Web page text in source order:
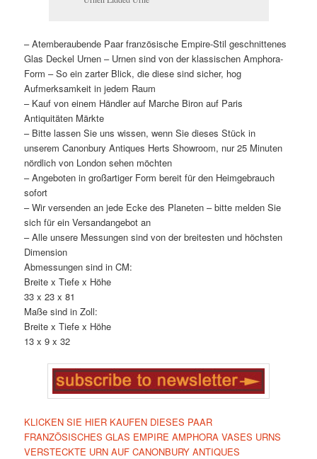
– Atemberaubende Paar französische Empire-Stil geschnittenes
Glas Deckel Urnen – Urnen sind von der klassischen Amphora-
Form – So ein zarter Blick, die diese sind sicher, hog
Aufmerksamkeit in jedem Raum
– Kauf von einem Händler auf Marche Biron auf Paris
Antiquitäten Märkte
– Bitte lassen Sie uns wissen, wenn Sie dieses Stück in
unserem Canonbury Antiques Herts Showroom, nur 25 Minuten
nördlich von London sehen möchten
– Angeboten in großartiger Form bereit für den Heimgebrauch
sofort
– Wir versenden an jede Ecke des Planeten – bitte melden Sie
sich für ein Versandangebot an
– Alle unsere Messungen sind von der breitesten und höchsten
Dimension
Abmessungen sind in CM:
Breite x Tiefe x Höhe
33 x 23 x 81
Maße sind in Zoll:
Breite x Tiefe x Höhe
13 x 9 x 32
KLICKEN SIE HIER KAUFEN DIESES PAAR
FRANZÖSISCHES GLAS EMPIRE AMPHORA VASES URNS
VERSTECKTE URN AUF CANONBURY ANTIQUES